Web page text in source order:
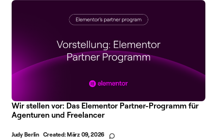
Wir stellen vor: Das Elementor Partner-Programm für
Agenturen und Freelancer
Judy Berlin Created:März 09, 2026